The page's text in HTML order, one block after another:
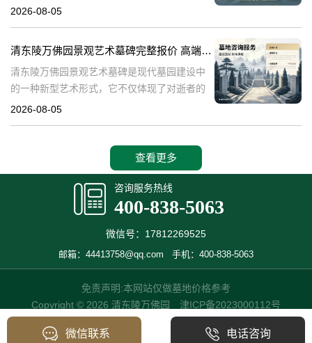
5063清东陵万佛园，作为中国历史上著名的皇
2026-08-05
清东陵万佛园景观艺术墓碑完整报价 高端墓型大额直降活动详解
清东陵万佛园景观艺术墓碑是现代墓园建设中
的一种新型艺术形式，它不仅体现了对逝者的
尊重和缅怀，更是一种文化艺术的传承。本文
2026-08-05
查看更多
咨询服务热线
400-838-5063
微信号：17812269525
邮箱：44413758@qq.com 手机：400-838-5063
免责声明:本网站仅做墓地价格参考
Copyright © 2026 清东陵万佛园 津ICP备2023000112号
微信联系 电话咨询